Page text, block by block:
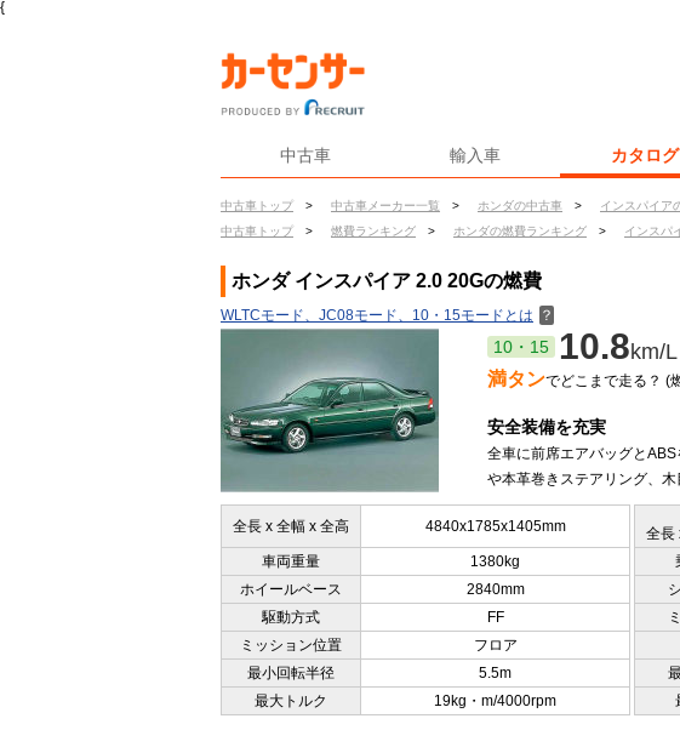
{
中古車 輸入車 カタログ
中古車トップ > 中古車メーカー一覧 > ホンダの中古車 > インスパイア
中古車トップ
> 燃費ランキング > ホンダの燃費ランキング > インスパ
ホンダ インスパイア 2.0 20Gの燃費
WLTCモード、JC08モード、10・15モードとは ？
10・15 10.8km/L
満タンでどこまで走る？ (
安全装備を充実
全車に前席エアバッグと
や本革巻きステアリング、
全長 x 全幅 x 全高 4840x1785x1405mm
全長
車両重量 1380kg
ホイールベース
2840mm
駆動方式
FF
ミッション位置
フロア
最小回転半径
5.5m
最大トルク
19kg・m/4000rpm